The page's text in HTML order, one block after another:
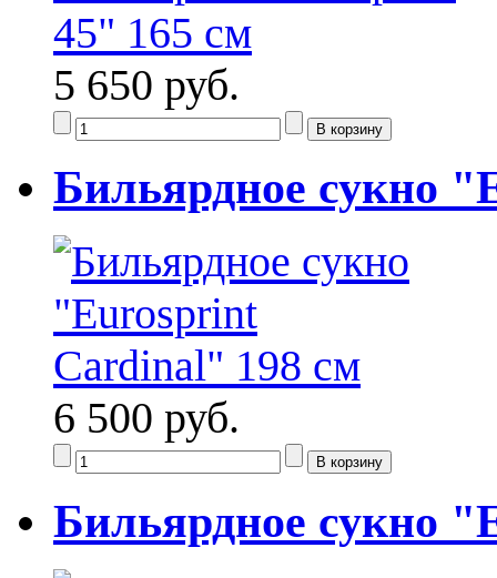
5 650 руб.
Бильярдное сукно
6 500 руб.
Бильярдное сукно